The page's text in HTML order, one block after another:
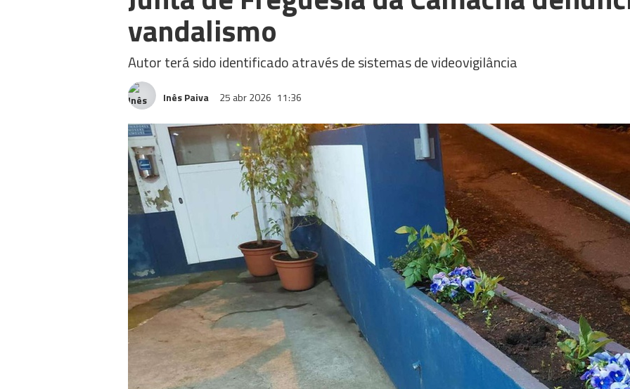
vandalismo
Autor terá sido identificado através de sistemas de videovigilância
Inês Paiva 25 abr 2026 11:36